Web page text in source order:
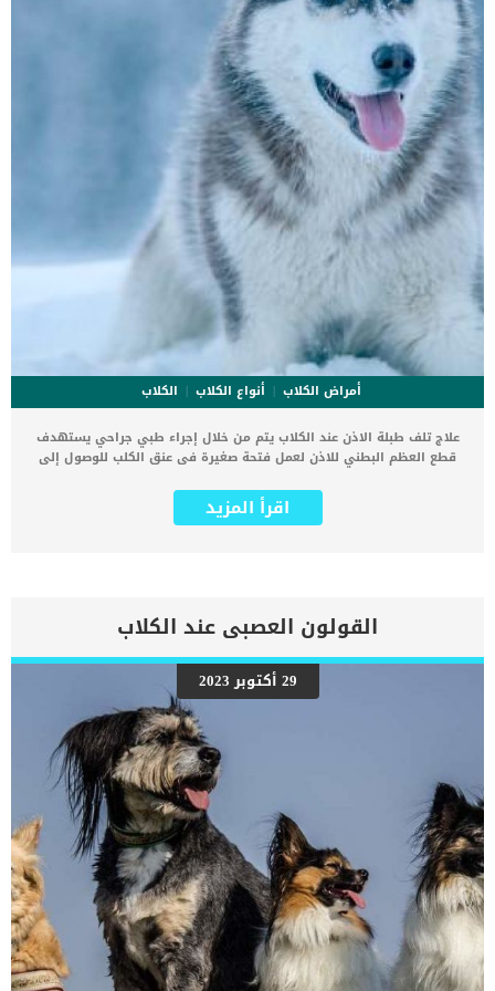
الثانية,يعاني الكلب […]
أمراض الكلاب أنواع الكلاب
الكلاب
علاج تلف طبلة الاذن عند الكلاب يتم من خلال إجراء طبي جراحي يستهدف
قطع العظم البطني للاذن لعمل فتحة صغيرة فى عنق الكلب للوصول إلى
الزوائد اللحمية على طول القناة العظمية لأذن الكلب. كما ان هذا الاجراء
الجراحي يحتاج الى وضع الكلب تحت التخدير الكلى والذى يتطلب اجراءات
المضاعفات والمخاطر المرتبطة بهذه العملية هى تلف أنسجة اذن الكلب.
يعود احتمالية حدوث مضاعفات الى ضعف خبرة الطبيب البيطرى. إجراءات
عملية علاج تلف طبلة الاذن عند الكلاب يتم تحديد موعد العملية بناء على
ظهور تحاليل البول والدم بالنتائج الايجابية. اقرأ ايضا: العلاج الطبيعى
لعدوى الاذن عند الكلاب “علاج منزلى”الهدف من هذه التحاليل التأكد من
قدرة الكلب الصحية على تحمل التخدير الكلى والعملية الجراحية.سيتم
تحديد موعد العملية وعليك ان تمنع الاكل عن كلبك نهائيا فى الليلة التى
تسبق العملية.سيقوم الطبيب فى البداية بحلاقة الشعر الموجود فى
منطقة الاذن.سيتم بعد ذلك اعطاء الكلب مهادئا […]
اقرأ المزيد
القولون العصبى عند الكلاب
29 أكتوبر 2023